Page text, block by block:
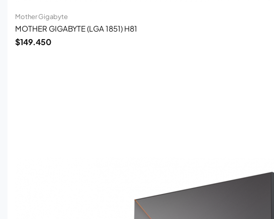
Mother Gigabyte
MOTHER GIGABYTE (LGA 1851) H81
$149.450